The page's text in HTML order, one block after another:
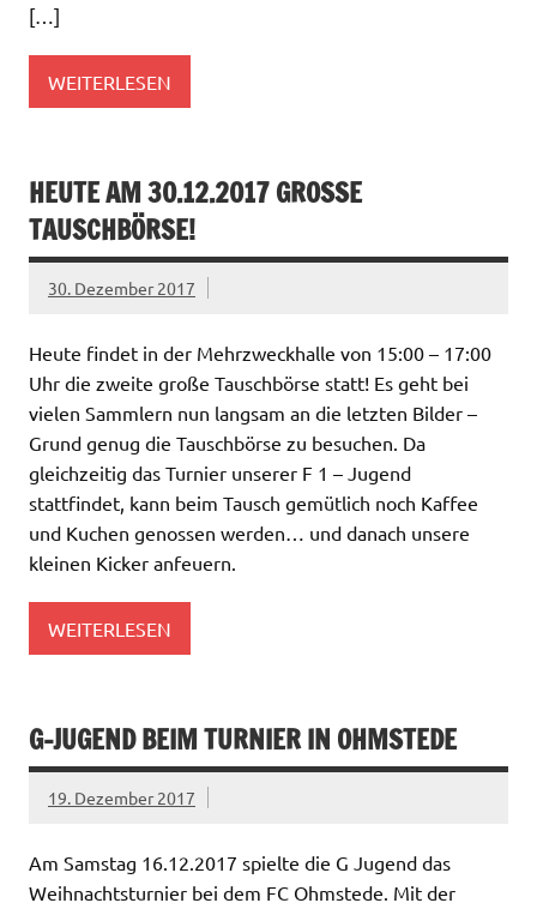
[…]
WEITERLESEN
HEUTE AM 30.12.2017 GROSSE T
AUSCHBÖRSE!
30. Dezember 2017
Heute findet in der Mehrzweckhalle von 15:00 – 17:00
Uhr die zweite große Tauschbörse statt! Es geht bei
vielen Sammlern nun langsam an die letzten Bilder –
Grund genug die Tauschbörse zu besuchen. Da
gleichzeitig das Turnier unserer F 1 – Jugend
stattfindet, kann beim Tausch gemütlich noch Kaffee
und Kuchen genossen werden… und danach unsere
kleinen Kicker anfeuern.
WEITERLESEN
G-JUGEND BEIM TURNIER IN OHMSTEDE
19. Dezember 2017
Am Samstag 16.12.2017 spielte die G Jugend das
Weihnachtsturnier bei dem FC Ohmstede. Mit der